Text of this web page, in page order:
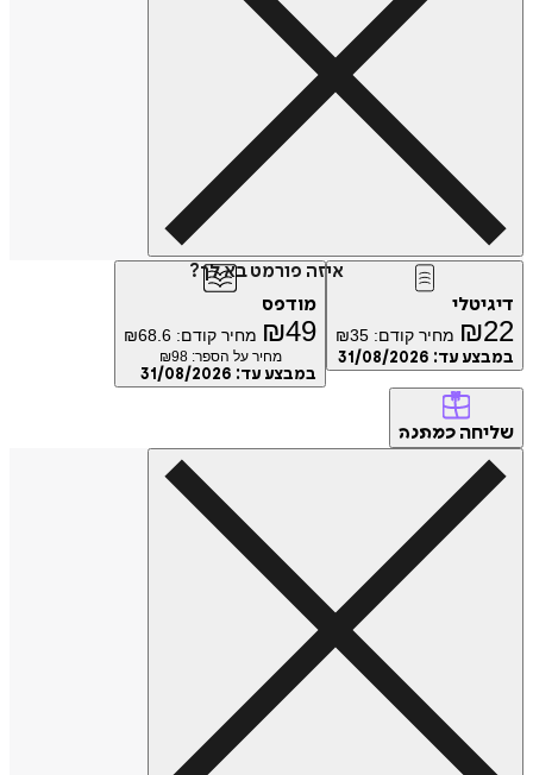
איזה פורמט בא לך?
דיגיטלי
₪22 מחיר קודם: ₪35
במבצע עד: 31/08/2026
מודפס
₪49 מחיר קודם: ₪68.6
מחיר על הספר: ₪98
במבצע עד: 31/08/2026
שליחה כמתנה